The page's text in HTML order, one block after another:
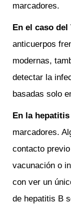
marcadores.
En el caso del
anticuerpos
modernas,
detectar la
basadas solo
En la
marcadores.
contacto
vacunación o
con ver un
de hepatitis B